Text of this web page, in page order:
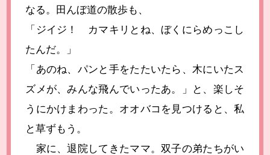
なる。田んぼ道の散歩も、
「ジイジ！ カマキリとね、ぼくにらめっこし
たんだ。」
「あのね、パンと手をたたいたら、木にいたス
ズメが、みんな飛んでいったあ。」と、楽しそ
うにかけまわった。オオバコを見つけると、私
と草ずもう。
家に、退院してきたママ。双子の弟たちがい